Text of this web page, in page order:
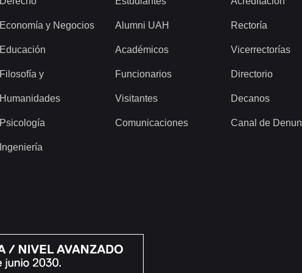
Economía y Negocios
Educación
Filosofía y
Humanidades
Psicología
Ingeniería
Alumni UAH
Académicos
Funcionarios
Visitantes
Comunicaciones
Rectoría
Vicerrectorías
Directorio
Decanos
Canal de